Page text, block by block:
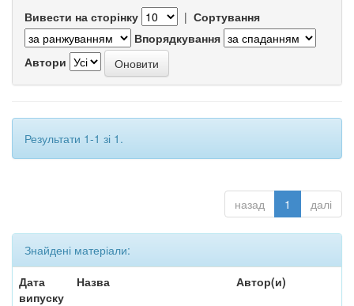
Вивести на сторінку | Сортування
Впорядкування
Автори
Результати 1-1 зі 1.
назад 1 далі
Знайдені матеріали:
Дата
випуску
Назва Автор(и)